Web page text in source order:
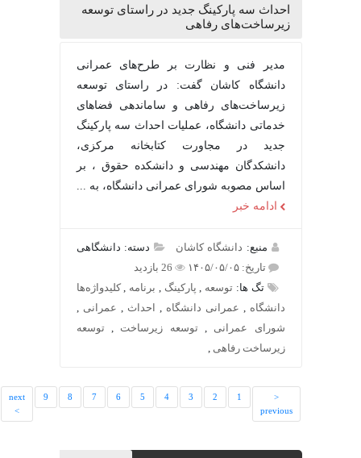
احداث سه پارکینگ جدید در راستای توسعه
زیرساخت‌های رفاهی
مدیر فنی و نظارت بر طرح‌های عمرانی
دانشگاه کاشان گفت: در راستای توسعه
زیرساخت‌های رفاهی و ساماندهی فضاهای
خدماتی دانشگاه، عملیات احداث سه پارکینگ
جدید در مجاورت کتابخانه مرکزی،
دانشکدگان مهندسی و دانشکده حقوق ، بر
اساس مصوبه شورای عمرانی دانشگاه، به ...
ادامه خبر
منبع:دانشگاه کاشان
دسته: دانشگاهی
تاریخ: ۱۴۰۵/۰۵/۰۵
26 بازدید
تگ ها: توسعه,پارکینگ , برنامه ,کلیدواژه‌ها
دانشگاه,عمرانی دانشگاه,احداث ,عمرانی,
شورای عمرانی, توسعه زیرساخت,توسعه
زیرساخت رفاهی,
previous
next
>
last
>>